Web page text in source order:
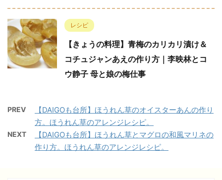
レシピ
【きょうの料理】青梅のカリカリ漬け＆
コチュジャンあえの作り方｜李映林とコ
ウ静子 母と娘の梅仕事
PREV
【DAIGOも台所】ほうれん草のオイスターあんの作り
方。ほうれん草のアレンジレシピ。
NEXT
【DAIGOも台所】ほうれん草とマグロの和風マリネの
作り方。ほうれん草のアレンジレシピ。